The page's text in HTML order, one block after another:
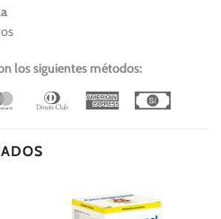
los siguientes métodos:
MasterCardDinners
American